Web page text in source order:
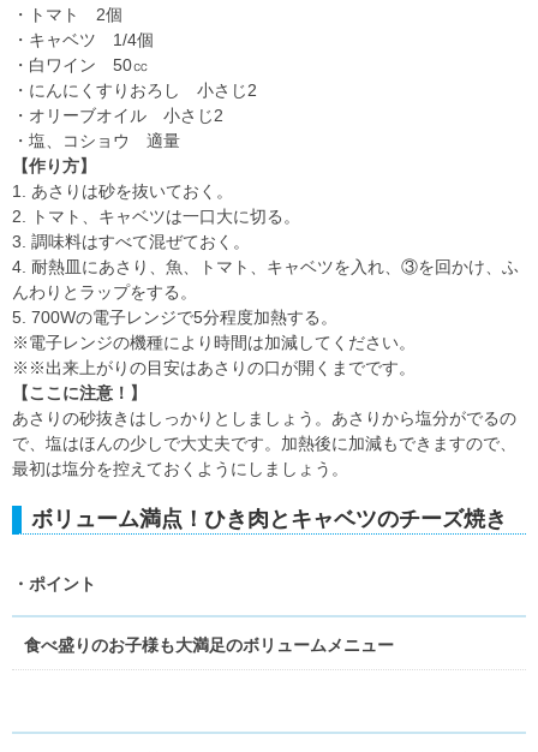
・トマト 2個
・キャベツ 1/4個
・白ワイン 50㏄
・にんにくすりおろし 小さじ2
・オリーブオイル 小さじ2
・塩、コショウ 適量
【作り方】
1. あさりは砂を抜いておく。
2. トマト、キャベツは一口大に切る。
3. 調味料はすべて混ぜておく。
4. 耐熱皿にあさり、魚、トマト、キャベツを入れ、③を回かけ、ふ
んわりとラップをする。
5. 700Wの電子レンジで5分程度加熱する。
※電子レンジの機種により時間は加減してください。
※※出来上がりの目安はあさりの口が開くまでです。
【ここに注意！】
あさりの砂抜きはしっかりとしましょう。あさりから塩分がでるの
で、塩はほんの少しで大丈夫です。加熱後に加減もできますので、
最初は塩分を控えておくようにしましょう。
ボリューム満点！ひき肉とキャベツのチーズ焼き
・ポイント
食べ盛りのお子様も大満足のボリュームメニュー